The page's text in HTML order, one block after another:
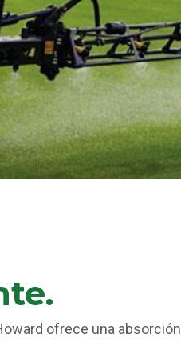
ofrece una absorción